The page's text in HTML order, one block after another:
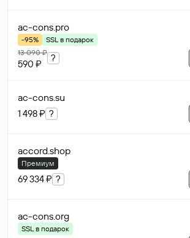
ac-cons.pro
-95%
SSL в подарок
13 090 ₽
590 ₽
?
ac-cons.su
1 498 ₽ ?
accord.shop
Премиум
69 334 ₽ ?
ac-cons.org
SSL в подарок